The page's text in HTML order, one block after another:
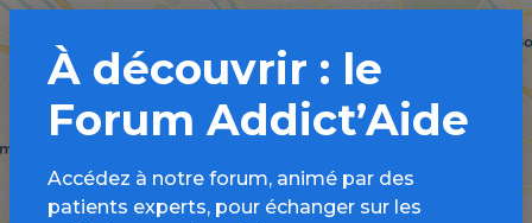
À découvrir : le
Forum Addict’Aide
Accédez à notre forum, animé par des
patients experts, pour échanger sur les